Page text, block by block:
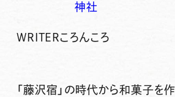
神社
WRITERころんころ
「藤沢宿」の時代から和菓子を